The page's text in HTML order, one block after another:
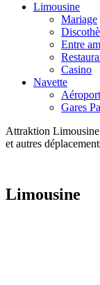
Limousine
Mariage
Entre
Casino
Navette
Aéroport
Gares
Attraktion Limousine
et autres
Limousine